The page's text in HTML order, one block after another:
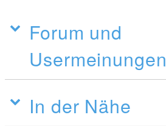
Forum und
Usermeinungen
In der Nähe